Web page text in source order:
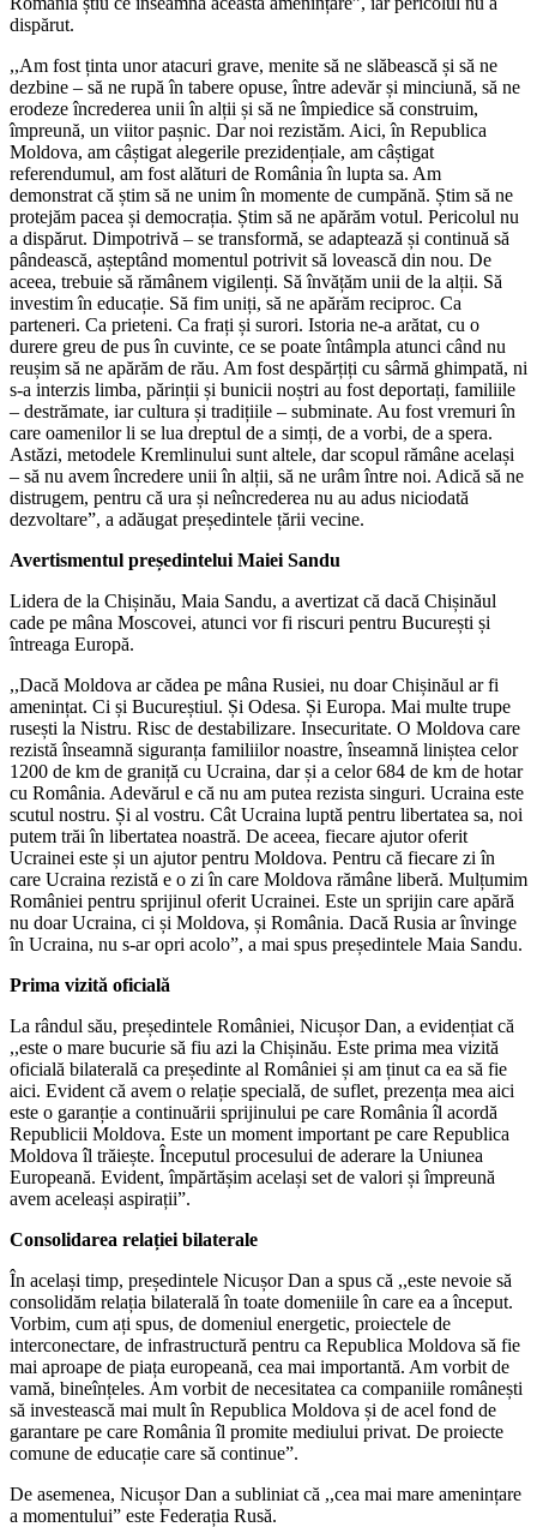
dispărut.
,,Am fost ținta unor atacuri grave, menite să ne slăbească și să ne
dezbine – să ne rupă în tabere opuse, între adevăr și minciună, să ne
erodeze încrederea unii în alții și să ne împiedice să construim,
împreună, un viitor pașnic. Dar noi rezistăm. Aici, în Republica
Moldova, am câștigat alegerile prezidențiale, am câștigat
referendumul, am fost alături de România în lupta sa. Am
demonstrat că știm să ne unim în momente de cumpănă. Știm să ne
protejăm pacea și democrația. Știm să ne apărăm votul. Pericolul nu
a dispărut. Dimpotrivă – se transformă, se adaptează și continuă să
pândească, așteptând momentul potrivit să lovească din nou. De
aceea, trebuie să rămânem vigilenți. Să învățăm unii de la alții. Să
investim în educație. Să fim uniți, să ne apărăm reciproc. Ca
parteneri. Ca prieteni. Ca frați și surori. Istoria ne-a arătat, cu o
durere greu de pus în cuvinte, ce se poate întâmpla atunci când nu
reușim să ne apărăm de rău. Am fost despărțiți cu sârmă ghimpată, ni
s-a interzis limba, părinții și bunicii noștri au fost deportați, familiile
– destrămate, iar cultura și tradițiile – subminate. Au fost vremuri în
care oamenilor li se lua dreptul de a simți, de a vorbi, de a spera.
Astăzi, metodele Kremlinului sunt altele, dar scopul rămâne același
– să nu avem încredere unii în alții, să ne urâm între noi. Adică să ne
distrugem, pentru că ura și neîncrederea nu au adus niciodată
dezvoltare”, a adăugat președintele țării vecine.
Avertismentul președintelui Maiei Sandu
Lidera de la Chișinău, Maia Sandu, a avertizat că dacă Chișinăul
cade pe mâna Moscovei, atunci vor fi riscuri pentru București și
întreaga Europă.
,,Dacă Moldova ar cădea pe mâna Rusiei, nu doar Chișinăul ar fi
amenințat. Ci și Bucureștiul. Și Odesa. Și Europa. Mai multe trupe
rusești la Nistru. Risc de destabilizare. Insecuritate. O Moldova care
rezistă înseamnă siguranța familiilor noastre, înseamnă liniștea celor
1200 de km de graniță cu Ucraina, dar și a celor 684 de km de hotar
cu România. Adevărul e că nu am putea rezista singuri. Ucraina este
scutul nostru. Și al vostru. Cât Ucraina luptă pentru libertatea sa, noi
putem trăi în libertatea noastră. De aceea, fiecare ajutor oferit
Ucrainei este și un ajutor pentru Moldova. Pentru că fiecare zi în
care Ucraina rezistă e o zi în care Moldova rămâne liberă. Mulțumim
României pentru sprijinul oferit Ucrainei. Este un sprijin care apără
nu doar Ucraina, ci și Moldova, și România. Dacă Rusia ar învinge
în Ucraina, nu s-ar opri acolo”, a mai spus președintele Maia Sandu.
Prima vizită oficială
La rândul său, președintele României, Nicușor Dan, a evidențiat că
,,este o mare bucurie să fiu azi la Chișinău. Este prima mea vizită
oficială bilaterală ca președinte al României și am ținut ca ea să fie
aici. Evident că avem o relație specială, de suflet, prezența mea aici
este o garanție a continuării sprijinului pe care România îl acordă
Republicii Moldova. Este un moment important pe care Republica
Moldova îl trăiește. Începutul procesului de aderare la Uniunea
Europeană. Evident, împărtășim același set de valori și împreună
avem aceleași aspirații”.
Consolidarea relației bilaterale
În același timp, președintele Nicușor Dan a spus că ,,este nevoie să
consolidăm relația bilaterală în toate domeniile în care ea a început.
Vorbim, cum ați spus, de domeniul energetic, proiectele de
interconectare, de infrastructură pentru ca Republica Moldova să fie
mai aproape de piața europeană, cea mai importantă. Am vorbit de
vamă, bineînțeles. Am vorbit de necesitatea ca companiile românești
să investească mai mult în Republica Moldova și de acel fond de
garantare pe care România îl promite mediului privat. De proiecte
comune de educație care să continue”.
De asemenea, Nicușor Dan a subliniat că ,,cea mai mare amenințare
a momentului” este Federația Rusă.